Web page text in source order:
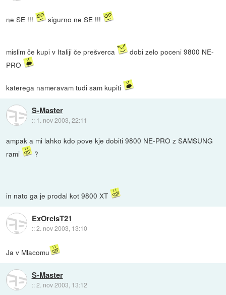
ne SE !!! sigurno ne SE !!!
mislim če kupi v Italiji če prešverca
dobi zelo poceni 9800 NE-
PRO
katerega nameravam tudi sam kupiti
S-Master
:: 1. nov 2003, 22:11
ampak a mi lahko kdo pove kje dobiti 9800 NE-PRO z SAMSUNG
rami
?
in nato ga je prodal kot 9800 XT
ExOrcisT21
::2. nov 2003, 13:10
Ja v Mlacomu
S-Master
::2. nov 2003, 13:12